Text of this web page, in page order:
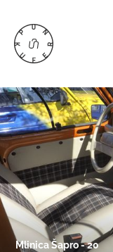
Mlinica Šapro - 20